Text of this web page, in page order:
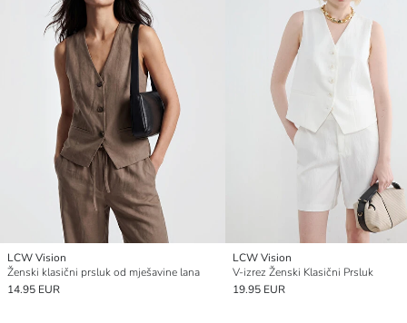
LCW Vision
Ženski klasični prsluk od mješavine lana
14.95 EUR
LCW Vision
V-izrez Ženski Klasični Prsluk
19.95 EUR